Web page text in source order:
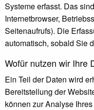
Systeme erfasst. Das
Internetbrowser,
Seitenaufrufs). Die
automatisch, sobald Sie
Wofür nutzen wir Ihre
Ein Teil der Daten wird
Bereitstellung der
können zur Analyse